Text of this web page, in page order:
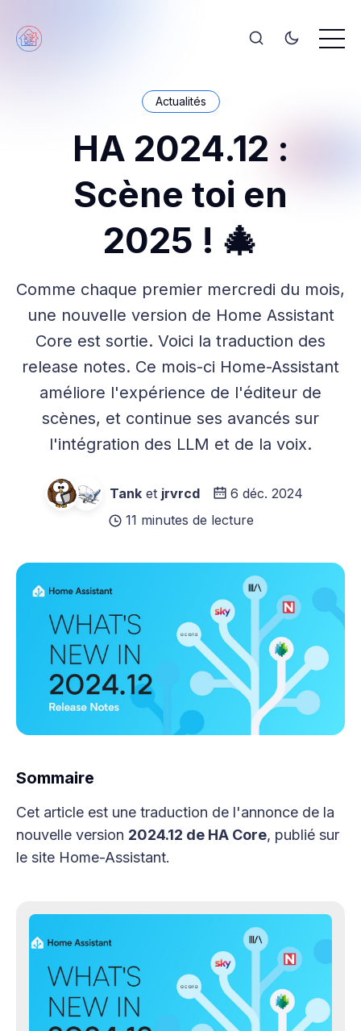
Actualités
HA 2024.12 :
Scène toi en
2025 ! 🎄
Comme chaque premier mercredi du mois,
une nouvelle version de Home Assistant
Core est sortie. Voici la traduction des
release notes. Ce mois-ci Home-Assistant
améliore l'expérience de l'éditeur de
scènes, et continue ses avancés sur
l'intégration des LLM et de la voix.
Tank et jrvrcd
6 déc. 2024
11 minutes de lecture
Sommaire
Cet article est une traduction de l'annonce de la
nouvelle version 2024.12 de HA Core, publié sur
le site Home-Assistant.